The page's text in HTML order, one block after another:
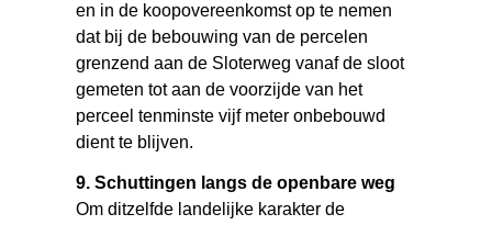
en in de koopovereenkomst op te nemen
dat bij de bebouwing van de percelen
grenzend aan de Sloterweg vanaf de sloot
gemeten tot aan de voorzijde van het
perceel tenminste vijf meter onbebouwd
dient te blijven.
9. Schuttingen langs de openbare weg
Om ditzelfde landelijke karakter de